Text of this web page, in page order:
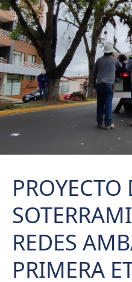
PROYECTO
REDES
PRIMERA